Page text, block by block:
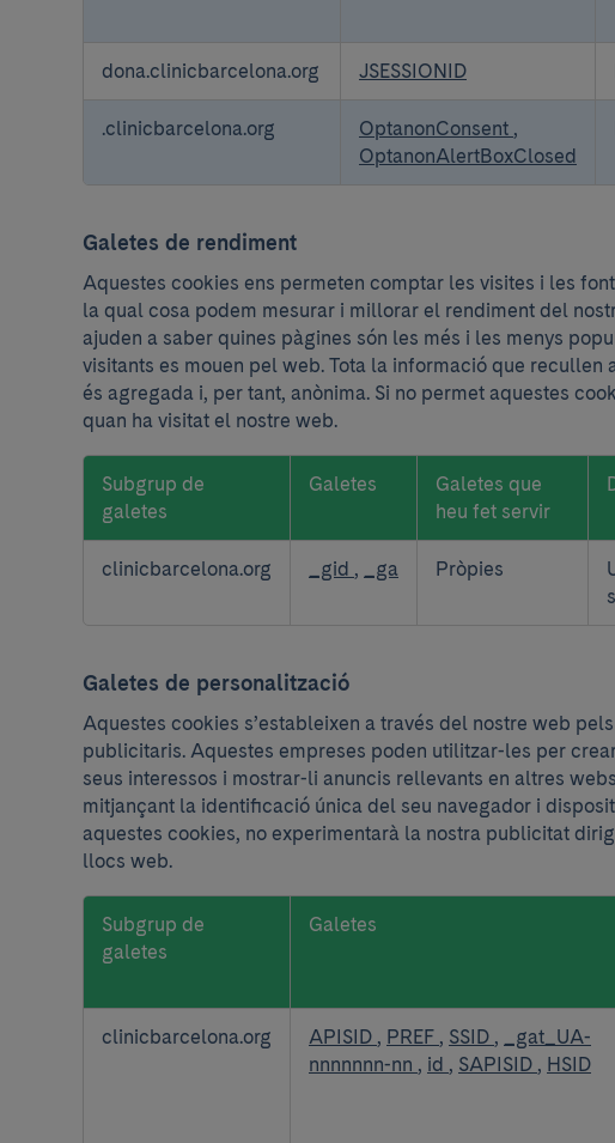
dona.clinicbarcelona.org JSESSIONID
.clinicbarcelona.org OptanonConsent ,
OptanonAlertBoxClosed
Galetes de rendiment
Aquestes cookies ens permeten comptar les visites i les
la qual cosa podem mesurar i millorar el rendiment del
ajuden a saber quines pàgines són les més i les menys
visitants es mouen pel web. Tota la informació que recullen
és agregada i, per tant, anònima. Si no permet aquestes
quan ha visitat el nostre web.
de
Subgrup de
galetes
Galetes
Galetes que
heu fet servir
clinicbarcelona.org _gid , _ga Pròpies
Galetes de personalització
Aquestes cookies s’estableixen a través del nostre web
publicitaris. Aquestes empreses poden utilitzar-les per
seus interessos i mostrar-li anuncis rellevants en altres
mitjançant la identificació única del seu navegador i
aquestes cookies, no experimentarà la nostra publicitat
llocs web.
de
Subgrup de
galetes
Galetes
clinicbarcelona.org APISID , PREF , SSID ,
_gat_UA-
nnnnnnn-nn , id , SAPISID , HSID